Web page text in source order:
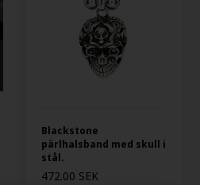
Blackstone
pärlhalsband med skull i
stål.
472.00 SEK